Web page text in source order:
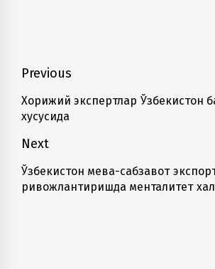
Навигация
по
записям
Previous
Previous
post:
Хорижий экспертлар Ўзбекистон
хусусида
Next
Next
post:
Ўзбекистон мева-сабзавот
ривожлантиришда менталитет